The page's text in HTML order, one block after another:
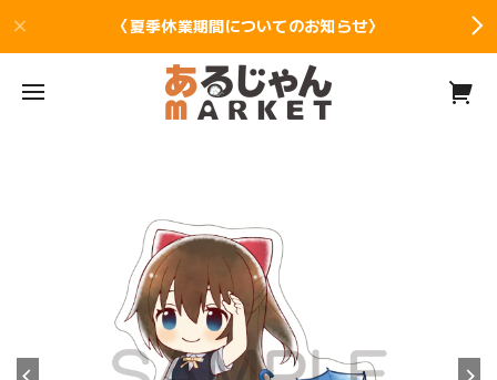
〈夏季休業期間についてのお知らせ〉